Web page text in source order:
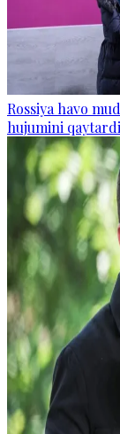
Rossiya havo
hujumini qaytardi